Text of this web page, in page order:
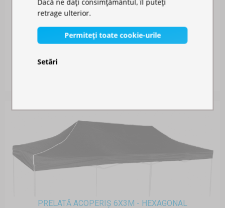
PERETE LATERAL 3M CU UȘĂ - HEXAGONAL
PRELATĂ ACOPERIȘ 6X3M - HEXAGONAL
Dacă ne dați consimțământul, îl puteți
retrage ulterior.
Permiteți toate cookie-urile
Setări